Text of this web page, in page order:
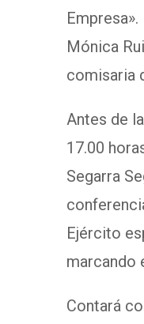
Mónica
comisaria
Antes de
17.00
Segarra
Ejército
marcando
Contará